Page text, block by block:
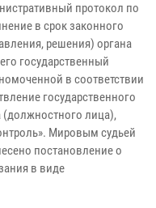
протокол по
в срок законного
решения) органа
государственный
в соответствии
государственного
(должностного лица),
Мировым судьей
постановление о
в виде